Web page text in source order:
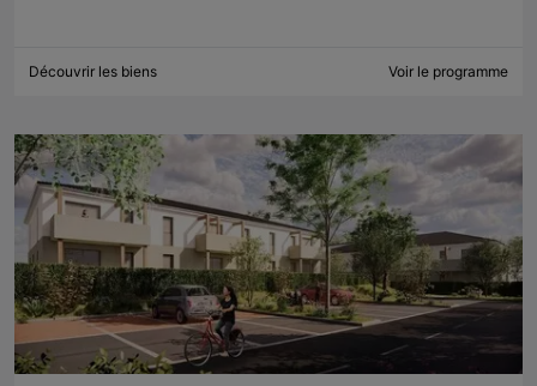
Découvrir les biens Voir le programme